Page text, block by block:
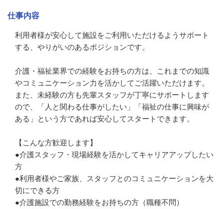
仕事内容
利用者様が安心して施設をご利用いただけるようサポート
する、やりがいのあるポジションです。
介護・福祉業界での経験をお持ちの方は、これまでの知識
やコミュニケーション力を活かしてご活躍いただけます。
また、未経験の方も先輩スタッフが丁寧にサポートします
ので、「人と関わる仕事がしたい」「福祉の仕事に興味が
ある」という方であれば安心してスタートできます。
【こんな方歓迎します】
●介護スタッフ・現場経験を活かしてキャリアアップしたい
方
●利用者様やご家族、スタッフとのコミュニケーションを大
切にできる方
●介護施設での勤務経験をお持ちの方（職種不問）